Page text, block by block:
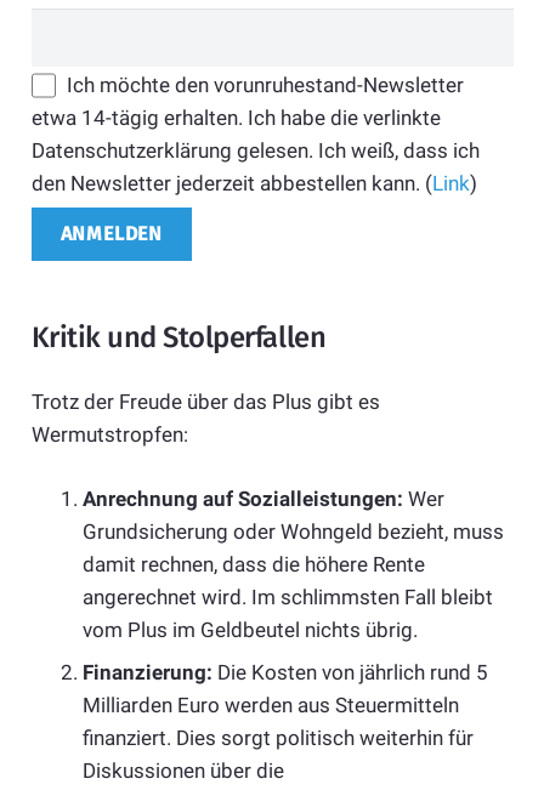
Ich möchte den vorunruhestand-Newsletter
etwa 14-tägig erhalten. Ich habe die verlinkte
Datenschutzerklärung gelesen. Ich weiß, dass ich
den Newsletter jederzeit abbestellen kann. (Link)
Kritik und Stolperfallen
Trotz der Freude über das Plus gibt es
Wermutstropfen:
Anrechnung auf Sozialleistungen: Wer
Grundsicherung oder Wohngeld bezieht, muss
damit rechnen, dass die höhere Rente
angerechnet wird. Im schlimmsten Fall bleibt
vom Plus im Geldbeutel nichts übrig.
Finanzierung: Die Kosten von jährlich rund 5
Milliarden Euro werden aus Steuermitteln
finanziert. Dies sorgt politisch weiterhin für
Diskussionen über die